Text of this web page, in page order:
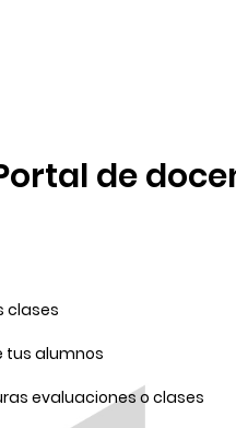
de
clases
tus alumnos
evaluaciones o clases